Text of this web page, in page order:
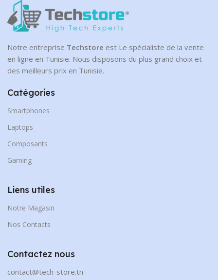
Notre entreprise Techstore est Le spécialiste de la vente
en ligne en Tunisie. Nous disposons du plus grand choix et
des meilleurs prix en Tunisie.
Catégories
Smartphones
Laptops
Composants
Gaming
Liens utiles
Notre Magasin
Nos Contacts
Contactez nous
contact@tech-store.tn